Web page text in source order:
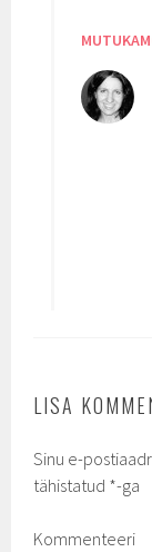
LISA
Sinu e-
tähistatud *-ga
Kommenteeri